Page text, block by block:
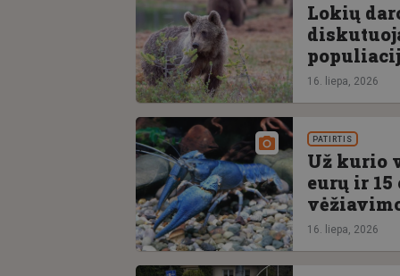
Lokių
16. liepa, 2026
PATIRTIS
Už kurio
eurų ir 15
16. liepa, 2026